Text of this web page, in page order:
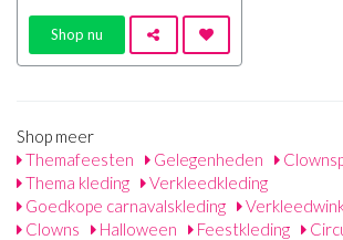
Shop nu
Shop meer
Themafeesten
Gelegenheden
Thema kleding
Verkleedkleding
Goedkope carnavalskleding
Clowns
Halloween Feestkleding